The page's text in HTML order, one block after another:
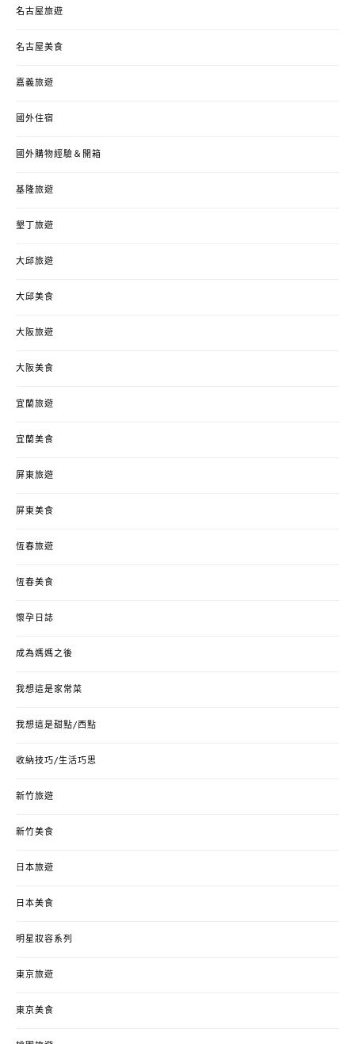
名古屋旅遊
名古屋美食
嘉義旅遊
國外住宿
國外購物經驗＆開箱
基隆旅遊
墾丁旅遊
大邱旅遊
大邱美食
大阪旅遊
大阪美食
宜蘭旅遊
宜蘭美食
屏東旅遊
屏東美食
恆春旅遊
恆春美食
懷孕日誌
成為媽媽之後
我想這是家常菜
我想這是甜點/西點
收納技巧/生活巧思
新竹旅遊
新竹美食
日本旅遊
日本美食
明星妝容系列
東京旅遊
東京美食